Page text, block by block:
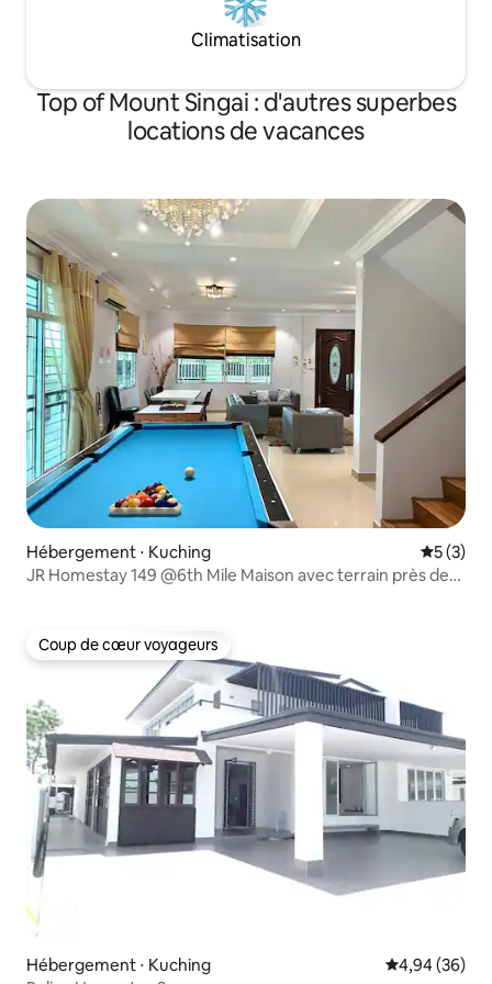
Accès facile à ces attractions
Climatisation
Top of Mount Singai : d'autres superbes
locations de vacances
Hébergement ⋅ Kuching
5 (3)
JR Homestay 149 @6th Mile Maison avec terrain près de
Coup de cœur voyageurs
Coup de cœur voyageurs
Hébergement ⋅ Kuching Évaluation
4,94 (36)